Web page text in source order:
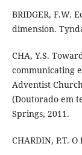
BRIDGER, F.W.
dimension.
CHA, Y.S.
communicating
Adventist
(Doutorado em
Springs, 2011.
CHARDIN, P.T.